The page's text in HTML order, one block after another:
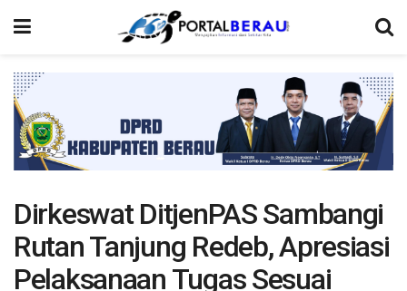
Dirkeswat DitjenPAS Sambangi
Rutan Tanjung Redeb, Apresiasi
Pelaksanaan Tugas Sesuai